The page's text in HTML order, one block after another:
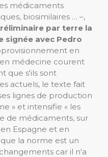
médicaments
biosimilaires … –,
par terre la
signée avec Pedro
en
médecine courent
que s'ils sont
actuels, le texte fait
lignes de production
» et intensifie « les
de médicaments, sur
Espagne et en
que la norme est un
car il n'a